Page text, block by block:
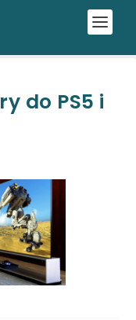
do PS5 i